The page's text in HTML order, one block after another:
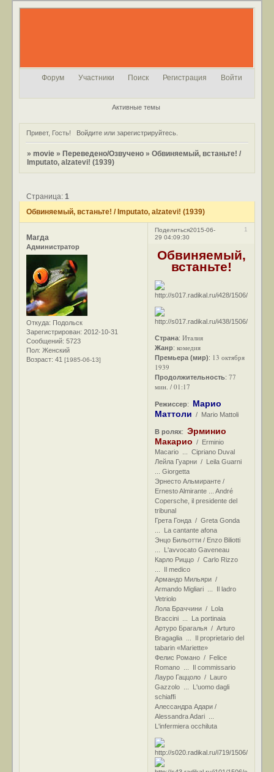
Форум Участники Поиск Регистрация Войти
Активные темы
Привет, Гость! Войдитеили зарегистрируйтесь.
»movie » Переведено/Озвучено »Обвиняемый, встаньте! /
Imputato, alzatevi! (1939)
Обвиняемый, встаньте! / Imputato, alzatevi! (1939)
Страница:1
Поделиться 1
2015-06-
29 04:09:30
Магда
Администратор
Откуда: Подольск
Зарегистрирован: 2012-10-31
Сообщений: 5723
Пол: Женский
Возраст: 41[1985-06-13]
Обвиняемый,
встаньте!
Страна:Италия
Жанр:комедия
Премьера (мир): 13 октября
1939
Продолжительность:77
мин. / 01:17
Режиссер: Марио
Маттоли / Mario Mattoli
В ролях:Эрминио
Макарио / Erminio
Macario ... Cipriano Duval
Лейла Гуарни / Leila Guarni
... Giorgetta
Эрнесто Альмиранте /
Ernesto Almirante ... André
Copersche, il presidente del
tribunal
Грета Гонда / Greta Gonda
... La cantante afona
Энцо Бильотти / Enzo Biliotti
... L'avvocato Gaveneau
Карло Риццо / Carlo Rizzo
... Il medico
Армандо Мильяри /
Armando Migliari ... Il ladro
Vetriolo
Лола Браччини / Lola
Braccini ... La portinaia
Артуро Брагалья / Arturo
Bragaglia ... Il proprietario del
tabarin «Mariette»
Фелис Романо / Felice
Romano ... Il commissario
Лауро Гаццоло / Lauro
Gazzolo ... L'uomo dagli
schiaffi
Алессандра Адари /
Alessandra Adari ...
L'infermiera occhiluta